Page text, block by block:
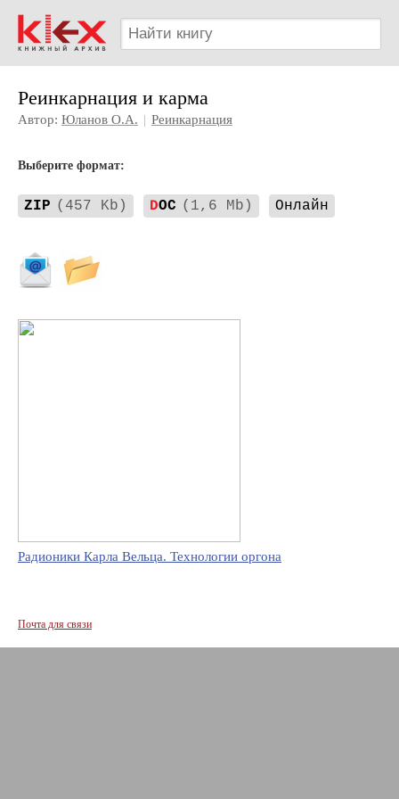
Реинкарнация и карма
Автор: Юланов О.А. | Реинкарнация
Выберите формат:
ZIP (457 Kb) DOC (1,6 Mb) Онлайн
Радионики Карла Вельца. Технологии оргона
Почта для связи